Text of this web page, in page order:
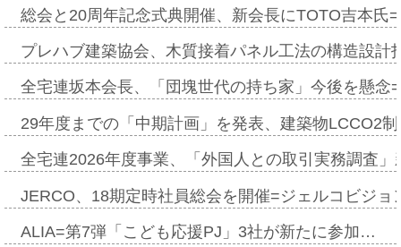
総会と20周年記念式典開催、新会長にTOTO吉本氏
プレハブ建築協会、木質接着パネル工法の構造設
全宅連坂本会長、「団塊世代の持ち家」今後を懸
29年度までの「中期計画」を発表、建築物LCCO2
全宅連2026年度事業、「外国人との取引実務調査
JERCO、18期定時社員総会を開催=ジェルコビジ
ALIA=第7弾「こども応援PJ」3社が新たに参加…